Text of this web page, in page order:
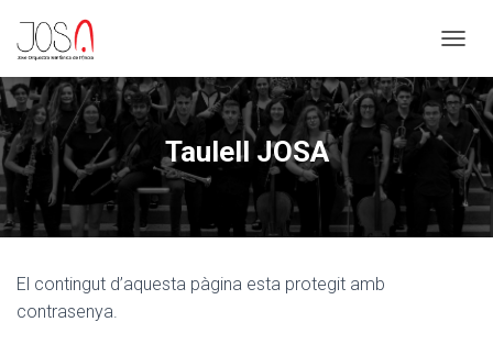
Taulell JOSA
El contingut d’aquesta pàgina esta protegit amb
contrasenya.